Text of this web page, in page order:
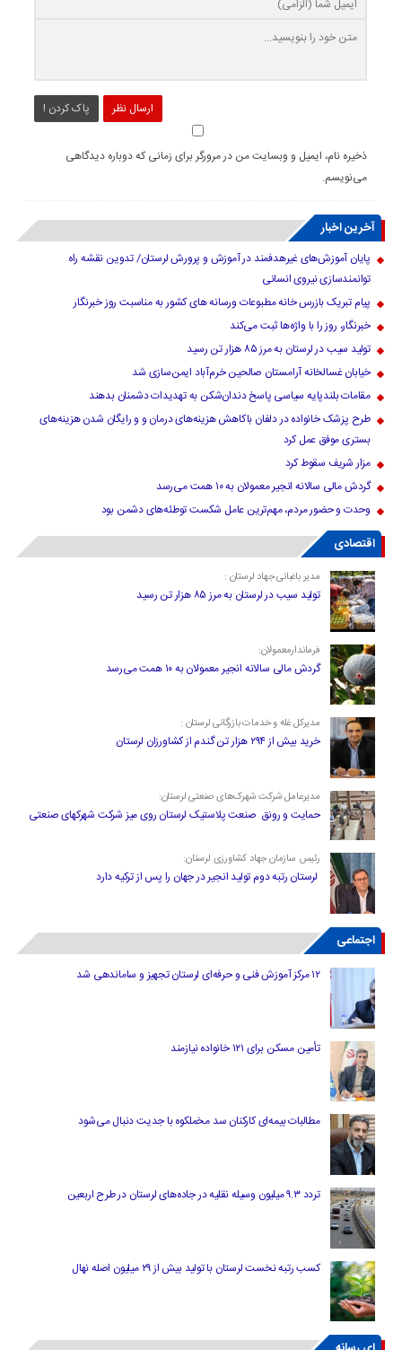
ارسال نظر پاک کردن !
ذخیره نام، ایمیل و وبسایت من در مرورگر برای زمانی که دوباره دیدگاهی
می‌نویسم.
آخرین اخبار
پایان آموزش‌های غیرهدفمند در آموزش و پرورش لرستان/ تدوین نقشه راه
توانمندسازی نیروی انسانی
پیام تبریک بازرس خانه مطبوعات ورسانه های کشور به مناسبت روز خبرنگار
خبرنگار، روز را با واژه‌ها ثبت می‌کند
تولید سیب در لرستان به مرز ۸۵ هزار تن رسید
خیابان غسالخانه آرامستان صالحین خرم‌آباد ایمن‌سازی شد
مقامات بلندپایه سیاسی پاسخ دندان‌شکن به تهدیدات دشمنان بدهند
طرح پزشک خانواده در دلفان باکاهش هزینه‌های درمان و و رایگان شدن هزینه‌های
بستری موفق عمل کرد
مزار شریف سقوط کرد
گردش مالی سالانه انجیر معمولان به ۱۰ همت می‌رسد
وحدت و حضور مردم، مهم‌ترین عامل شکست توطئه‌های دشمن بود
اقتصادی
مدیر باغبانی جهاد لرستان :
تولید سیب در لرستان به مرز ۸۵ هزار تن رسید
فرماندارمعمولان:
گردش مالی سالانه انجیر معمولان به ۱۰ همت می‌رسد
مدیرکل غله و خدمات بازرگانی لرستان :
خرید بیش از ۲۹۴ هزار تن گندم از کشاورزان لرستان
مدیرعامل شرکت شهرک‌های صنعتی لرستان:
حمایت و رونق صنعت پلاستیک لرستان روی میز شرکت شهرکهای صنعتی
رئیس سازمان جهاد کشاورزی لرستان:
لرستان رتبه دوم تولید انجیر در جهان را پس از ترکیه دارد
اجتماعی
۱۲ مرکز آموزش فنی و حرفه‌ای لرستان تجهیز و ساماندهی شد
تأمین مسکن برای ۱۲۱ خانواده نیازمند
مطالبات بیمه‌ای کارکنان سد مخملکوه با جدیت دنبال می‌شود
تردد ۹.۳ میلیون وسیله نقلیه در جاده‌های لرستان در طرح اربعین
کسب رتبه نخست لرستان با تولید بیش از ۲۹ میلیون اصله نهال